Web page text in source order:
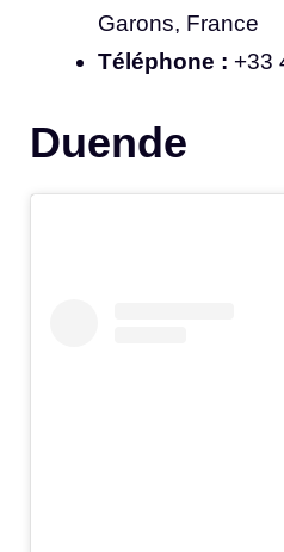
Garons, France
Téléphone : +33
Duende